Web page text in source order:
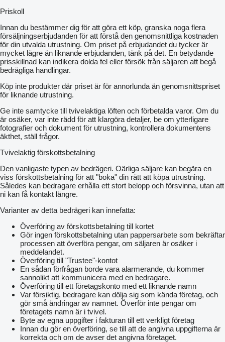
Priskoll
Innan du bestämmer dig för att göra ett köp, granska noga flera
försäljningserbjudanden för att förstå den genomsnittliga kostnaden
för din utvalda utrustning. Om priset på erbjudandet du tycker är
mycket lägre än liknande erbjudanden, tänk på det. En betydande
prisskillnad kan indikera dolda fel eller försök från säljaren att begå
bedrägliga handlingar.
Köp inte produkter där priset är för annorlunda än genomsnittspriset
för liknande utrustning.
Ge inte samtycke till tvivelaktiga löften och förbetalda varor. Om du
är osäker, var inte rädd för att klargöra detaljer, be om ytterligare
fotografier och dokument för utrustning, kontrollera dokumentens
äkthet, ställ frågor.
Tvivelaktig förskottsbetalning
Den vanligaste typen av bedrägeri. Oärliga säljare kan begära en
viss förskottsbetalning för att "boka" din rätt att köpa utrustning.
Således kan bedragare erhålla ett stort belopp och försvinna, utan att
ni kan få kontakt längre.
Varianter av detta bedrägeri kan innefatta:
Överföring av förskottsbetalning till kortet
Gör ingen förskottsbetalning utan pappersarbete som bekräftar
processen att överföra pengar, om säljaren är osäker i
meddelandet.
Överföring till "Trustee"-kontot
En sådan förfrågan borde vara alarmerande, du kommer
sannolikt att kommunicera med en bedragare.
Överföring till ett företagskonto med ett liknande namn
Var försiktig, bedragare kan dölja sig som kända företag, och
gör små ändringar av namnet. Överför inte pengar om
företagets namn är i tvivel.
Byte av egna uppgifter i fakturan till ett verkligt företag
Innan du gör en överföring, se till att de angivna uppgifterna är
korrekta och om de avser det angivna företaget.